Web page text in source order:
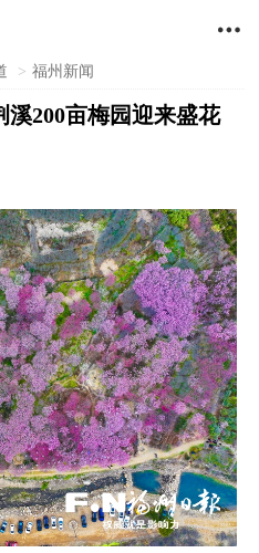

> 福州新闻
200亩梅园迎来盛花